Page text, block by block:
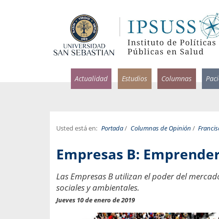
Actualidad Estudios Columnas
Usted está en: Portada/ Columnas de Opinión /
Empresas B:
Las Empresas B utilizan el poder del
sociales y ambientales.
Jueves 10 de enero de 2019
Facultad de Medicina USS.
médicas y
por incapacidad
Infectólogo y profesor
Medicina, Universidad
una enfermedad